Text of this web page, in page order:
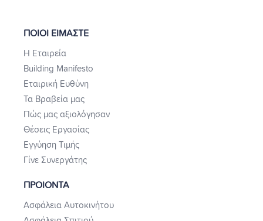
ΠΟΙΟΙ ΕΙΜΑΣΤΕ
Η Εταιρεία
Building Manifesto
Εταιρική Ευθύνη
Τα Βραβεία μας
Πώς μας αξιολόγησαν
Θέσεις Εργασίας
Εγγύηση Τιμής
Γίνε Συνεργάτης
ΠΡΟΙΟΝΤΑ
Ασφάλεια Αυτοκινήτου